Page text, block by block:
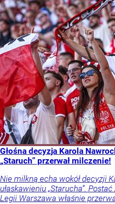
Głośna decyzja Karola
„Staruch” przerwał milczenie!
Nie milkną echa wokół decyzji
ułaskawieniu „Starucha”.
Legii Warszawa właśnie